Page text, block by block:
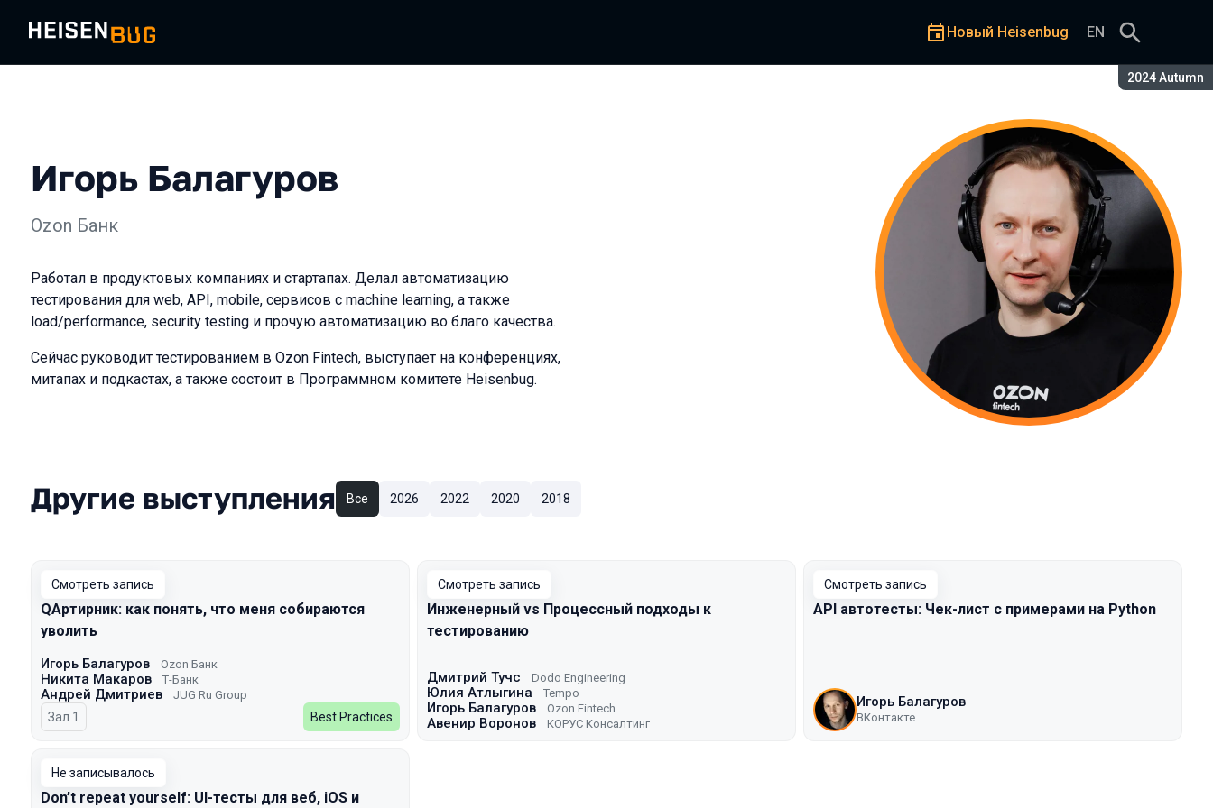
Сезон:
2024 Autumn
Новый Heisenbug EN
Игорь Балагуров
Ozon Банк
Работал в продуктовых компаниях и стартапах. Делал автоматизацию
тестирования для web, API, mobile, сервисов с machine learning, а также
load/performance, security testing и прочую автоматизацию во благо качества.
Сейчас руководит тестированием в Ozon Fintech, выступает на конференциях,
митапах и подкастах, а также состоит в Программном комитете Heisenbug.
Другие выступления Все 2026 2022 2020 2018
Смотреть запись
QAртирник: как понять, что меня собираются
уволить
Игорь Балагуров Ozon Банк
Никита Макаров Т-Банк
Андрей Дмитриев JUG Ru Group
Зал 1 Best Practices
Смотреть запись
Инженерный vs Процессный подходы к
тестированию
Дмитрий Тучс Dodo Engineering
Юлия Атлыгина Tempo
Игорь Балагуров Ozon Fintech
Авенир Воронов КОРУС Консалтинг
Смотреть запись
API автотесты: Чек-лист с примерами на Python
Игорь Балагуров
ВКонтакте
Не записывалось
Don’t repeat yourself: UI-тесты для веб, iOS и